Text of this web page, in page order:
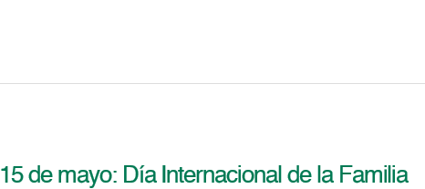
15 de mayo: Día Internacional de la Familia